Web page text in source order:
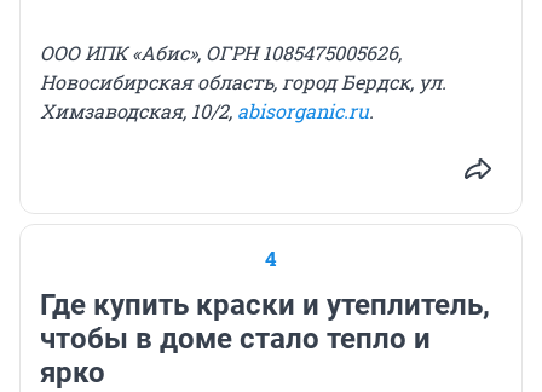
ООО ИПК «Абис», ОГРН 1085475005626,
Новосибирская область, город Бердск, ул.
Химзаводская, 10/2, abisorganic.ru.
4
Где купить краски и утеплитель,
чтобы в доме стало тепло и
ярко